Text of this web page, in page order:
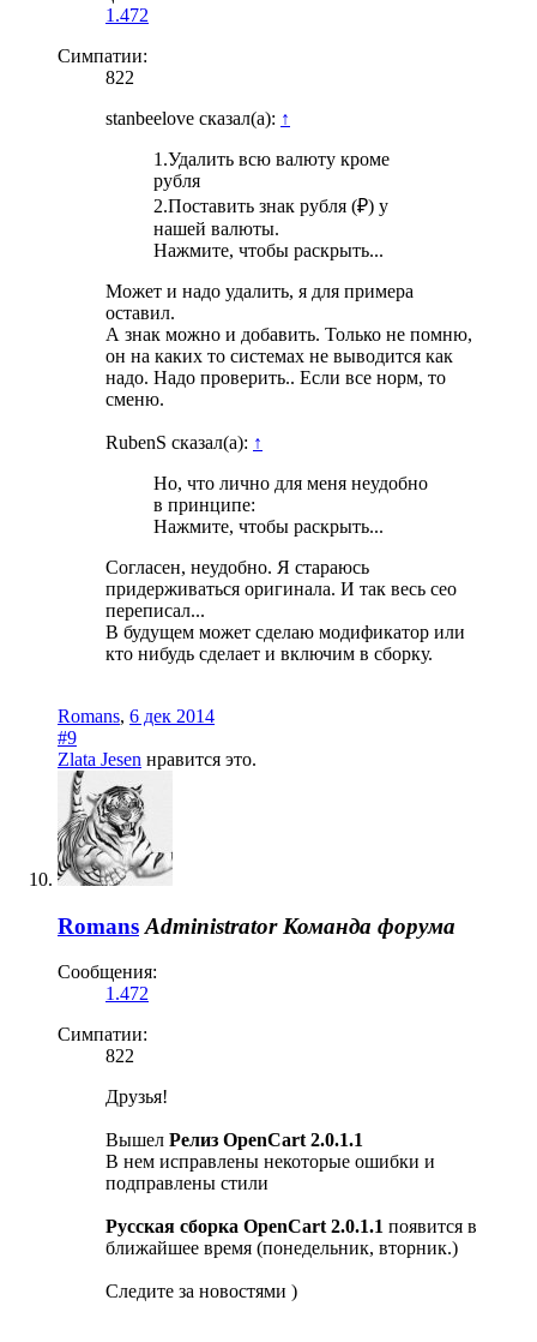
1.472
Симпатии:
822
stanbeelove сказал(а): ↑
1.Удалить всю валюту кроме
рубля
2.Поставить знак рубля (₽) у
нашей валюты.
Нажмите, чтобы раскрыть...
Может и надо удалить, я для примера
оставил.
А знак можно и добавить. Только не помню,
он на каких то системах не выводится как
надо. Надо проверить.. Если все норм, то
сменю.
RubenS сказал(а): ↑
Но, что лично для меня неудобно
в принципе:
Нажмите, чтобы раскрыть...
Согласен, неудобно. Я стараюсь
придерживаться оригинала. И так весь сео
переписал...
В будущем может сделаю модификатор или
кто нибудь сделает и включим в сборку.
Romans, 6 дек 2014
#9
Zlata Jesen нравится это.
Romans Administrator Команда форума
Сообщения:
1.472
Симпатии:
822
Друзья!
Вышел Релиз OpenCart 2.0.1.1
В нем исправлены некоторые ошибки и
подправлены стили
Русская сборка OpenCart 2.0.1.1 появится в
ближайшее время (понедельник, вторник.)
Следите за новостями )